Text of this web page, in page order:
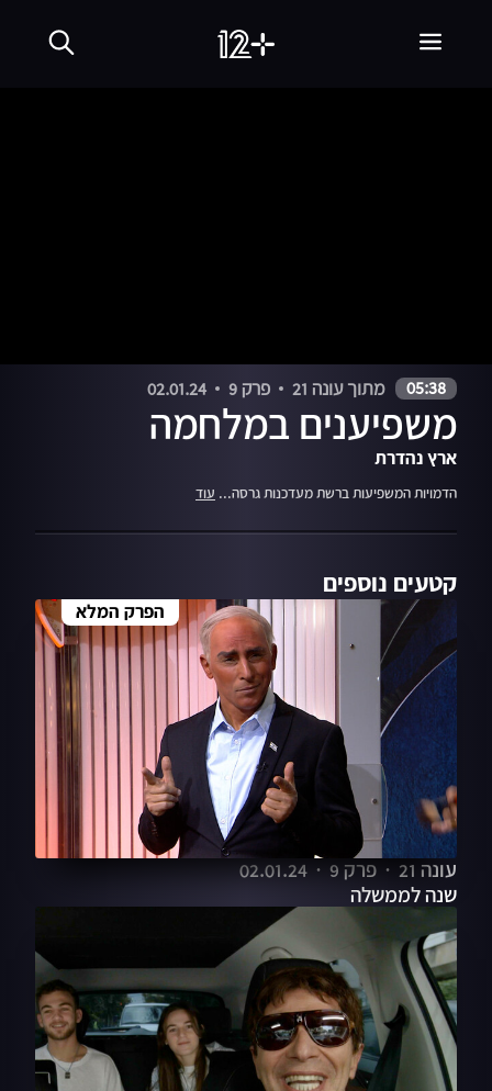
05:38 מתוך עונה 21 פרק 9 02.01.24
משפיענים במלחמה
ארץ נהדרת
הדמויות המשפיעות ברשת מעדכנות גרסה... עוד
קטעים נוספים
הפרק המלא
עונה 21 פרק 9
02.01.24
שנה לממשלה